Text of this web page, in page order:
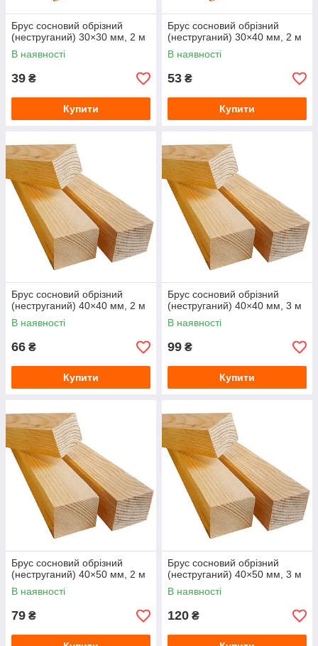
Брус сосновий обрізний
(неструганий) 30×30 мм, 2 м
В наявності
39 ₴
Купити
Брус сосновий обрізний
(неструганий) 30×40 мм, 2 м
В наявності
53 ₴
Купити
Брус сосновий обрізний
(неструганий) 40×40 мм, 2 м
В наявності
66 ₴
Купити
Брус сосновий обрізний
(неструганий) 40×40 мм, 3 м
В наявності
99 ₴
Купити
Брус сосновий обрізний
(неструганий) 40×50 мм, 2 м
В наявності
79 ₴
Брус сосновий обрізний
(неструганий) 40×50 мм, 3 м
В наявності
120 ₴